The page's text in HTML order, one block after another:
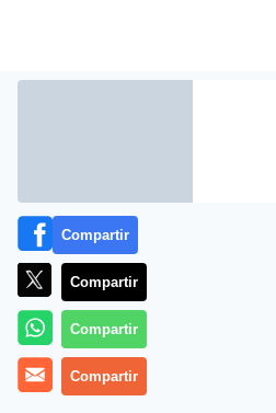
Más información
Compartir
Compartir
Compartir
Compartir